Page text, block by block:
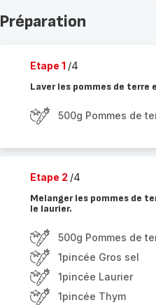
Préparation
Etape 1 /4
Laver les pommes de terre
500g Pommes de
Etape 2 /4
Melanger les pommes de
le laurier.
500g Pommes de
1pincée Gros sel
1pincée Laurier
1pincée Thym